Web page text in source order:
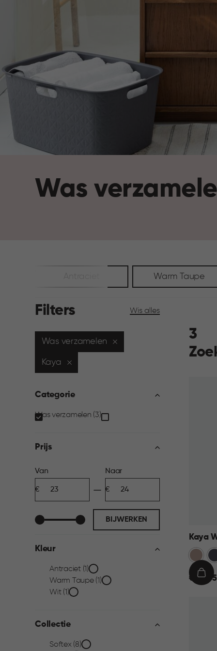
Was
Warm Taupe
Filters Wis alles
Was verzamelen
Kaya
Categorie
Categorie
filter
Was verzamelen (3)
Prijs
Prijs
filter
Van
Naar
BIJWERKEN
Kleur
Kleur
filter
Antraciet (1)
Warm Taupe (1)
Wit (1)
Collectie
Softex (8)
3
Kaya
Warm
Taupe
€€ 23,95
IN